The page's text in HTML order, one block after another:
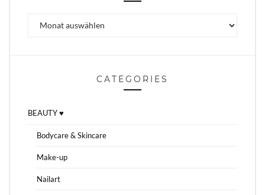
CATEGORIES
BEAUTY ♥
Bodycare & Skincare
Make-up
Nailart